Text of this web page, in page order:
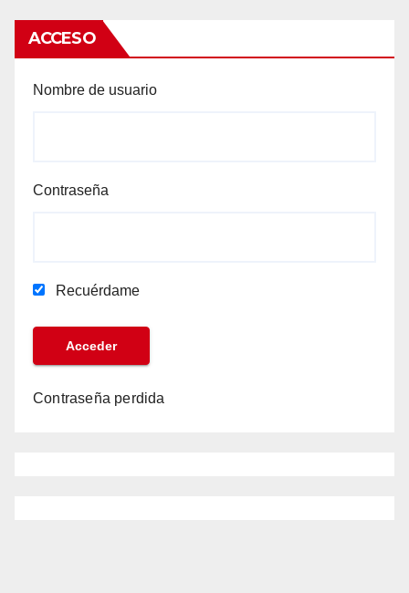
ACCESO
Nombre de usuario
Contraseña
Recuérdame
Contraseña perdida